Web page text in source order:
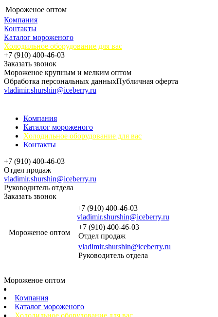
Мороженое оптом
Компания
Контакты
Каталог мороженого
Холодильное оборудование для вас
+7 (910) 400-46-03
Заказать звонок
Мороженое крупным и мелким оптом
Обработка персональных данныхПубличная оферта
vladimir.shurshin@iceberry.ru
Компания
Каталог мороженого
Холодильное оборудование для вас
Контакты
+7 (910) 400-46-03
Отдел продаж
vladimir.shurshin@iceberry.ru
Руководитель отдела
Заказать звонок
Мороженое оптом
+7 (910) 400-46-03
vladimir.shurshin@iceberry.ru
+7 (910) 400-46-03
Отдел продаж
vladimir.shurshin@iceberry.ru
Руководитель отдела
Мороженое оптом
Компания
Каталог мороженого
Холодильное оборудование для вас